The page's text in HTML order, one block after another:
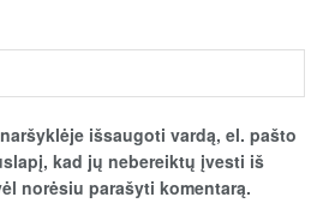
išsaugoti vardą, el. pašto
kad jų nebereiktų įvesti iš
norėsiu parašyti komentarą.